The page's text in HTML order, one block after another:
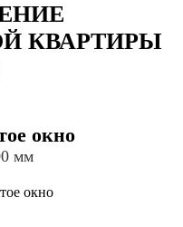
КВАРТИРЫ
окно
мм